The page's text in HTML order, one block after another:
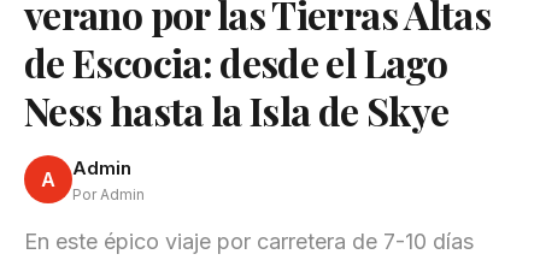
verano por las Tierras Altas
de Escocia: desde el Lago
Ness hasta la Isla de Skye
A Admin
Por Admin
En este épico viaje por carretera de 7-10 días